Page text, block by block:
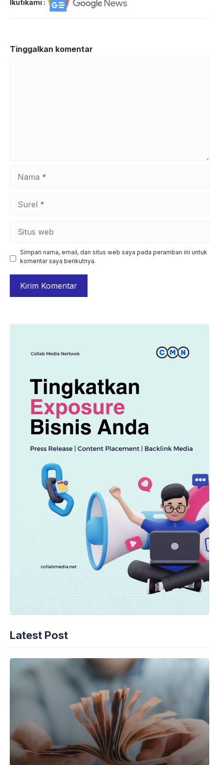
Ikutikami :
Tinggalkan komentar
Simpan nama, email, dan situs web saya pada peramban ini untuk
komentar saya berikutnya.
Latest Post